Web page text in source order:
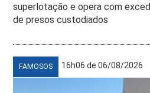
superlotação e opera com
de presos custodiados
FAMOSOS 16h06 de 06/08/2026